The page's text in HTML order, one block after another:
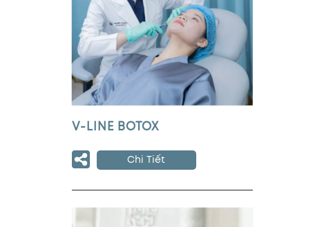
V-LINE BOTOX
Chi Tiết